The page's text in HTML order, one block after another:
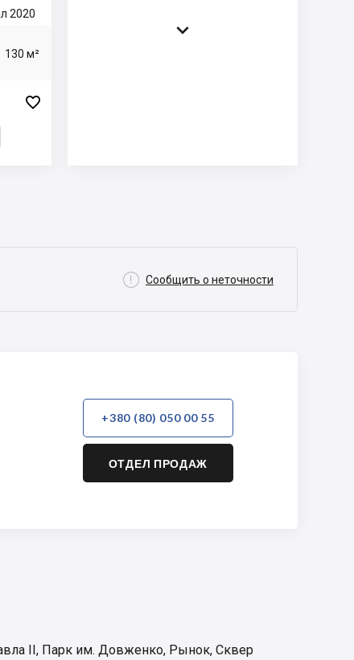
2020
130 м²


 Сообщить о неточности
+380 (80) 050 00 55
ОТДЕЛ ПРОДАЖ
II, Парк им. Довженко, Рынок, Сквер